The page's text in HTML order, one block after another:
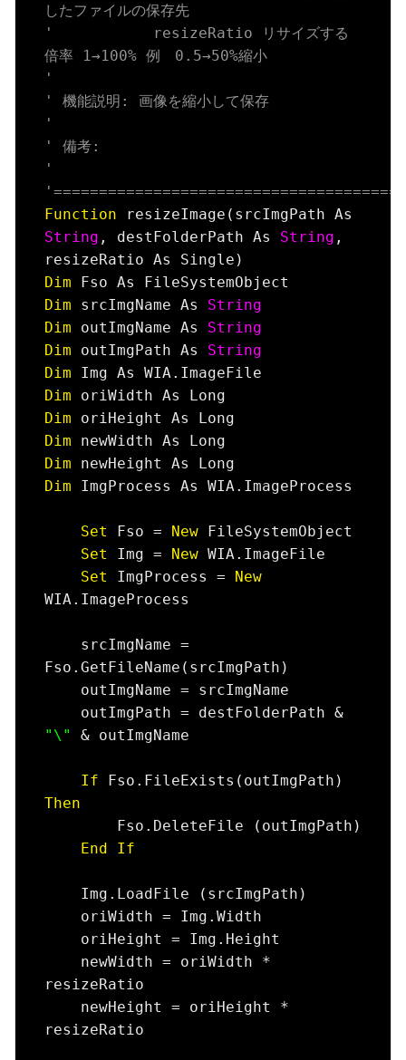
したファイルの保存先
'           resizeRatio リサイズする
倍率 1→100% 例　0.5→50%縮小
'
' 機能説明: 画像を縮小して保存
'
' 備考:
'
Function
String , destFolderPath As String ,
Dim
Dim srcImgName As String
Dim outImgName As String
Dim outImgPath As String
Dim
Dim
Dim
Dim
Dim
Dim ImgProcess As WIA.ImageProcess
Set Fso = New FileSystemObject
Set
Img = New WIA.ImageFile
Set
ImgProcess = New
WIA.ImageProcess
Fso.GetFileName(srcImgPath)
"\"
& outImgName
If
Then
End
If
resizeRatio
resizeRatio